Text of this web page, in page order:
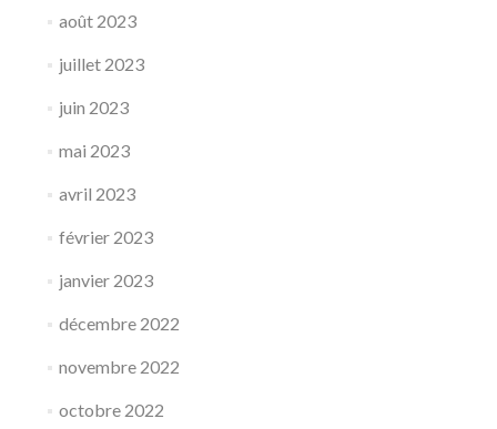
août 2023
juillet 2023
juin 2023
mai 2023
avril 2023
février 2023
janvier 2023
décembre 2022
novembre 2022
octobre 2022